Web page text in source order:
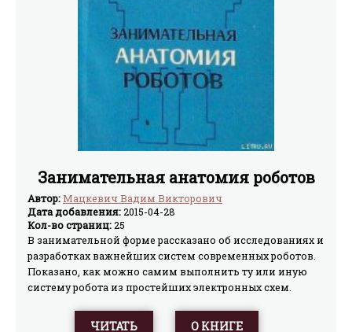
Занимательная анатомия роботов
Автор:Мацкевич Вадим Викторович
Дата добавления:2015-04-28
Кол-во страниц:25
В занимательной форме рассказано об исследованиях и
разработках важнейших систем современных роботов.
Показано, как можно самим выполнить ту или иную
систему робота из простейших электронных схем.
зарубежных любительских конструкций роботов. По
ЧИТАТЬ О КНИГЕ